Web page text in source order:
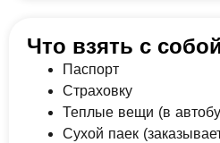
Что взять с
Паспорт
Страховку
Теплые вещи (в
Сухой паек